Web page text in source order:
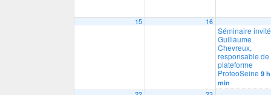
15 16
Séminaire
Guillaume
Chevreux,
responsable de
plateforme
ProteoSeine 9
min